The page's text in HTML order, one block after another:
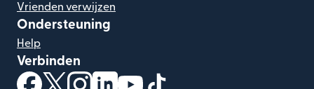
Vrienden verwijzen
Ondersteuning
Help
Verbinden
(wordt geopend in een nieuw venster)
(wordt geopend in een nieuw venster)
(wordt geopend in een nieuw venster)
(wordt geopend in een nieuw venster)
(wordt geopend in een nieuw